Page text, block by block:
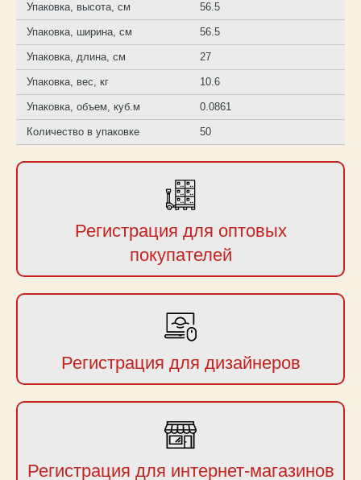
Упаковка, высота, см 56.5
Упаковка, ширина, см 56.5
Упаковка, длина, см 27
Упаковка, вес, кг 10.6
Упаковка, объем, куб.м 0.0861
Количество в упаковке 50
Регистрация для оптовых
покупателей
Регистрация для дизайнеров
Регистрация для интернет-магазинов